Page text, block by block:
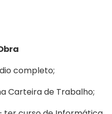
completo;
Carteira de Trabalho;